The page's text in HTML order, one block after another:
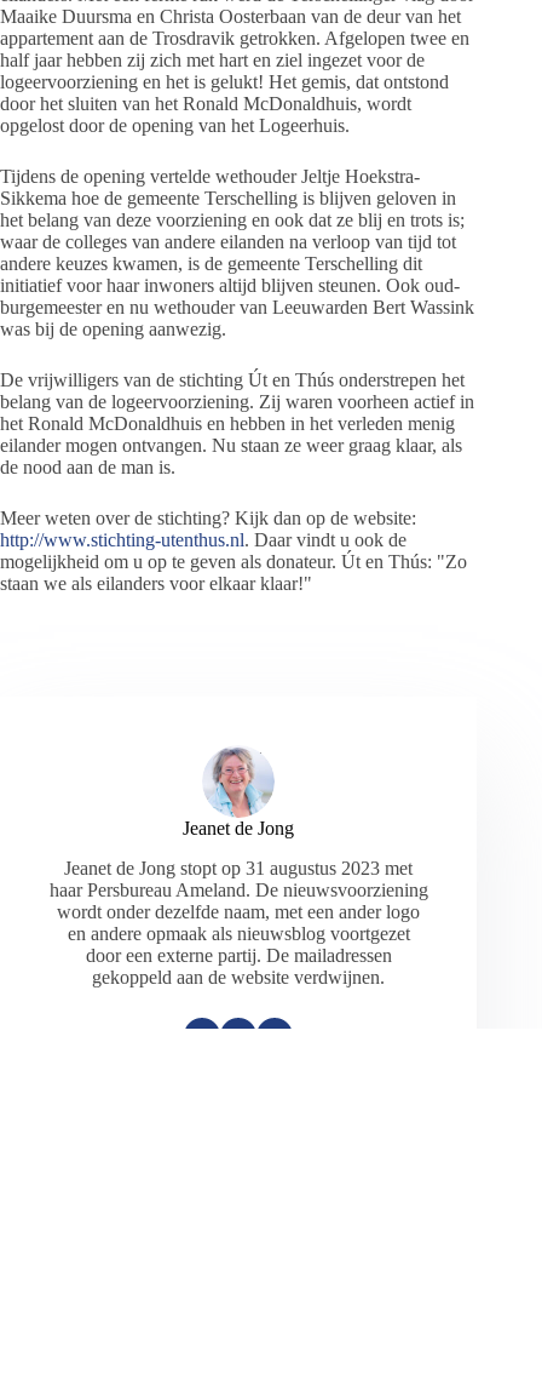
Maaike Duursma en Christa Oosterbaan van de deur van het
appartement aan de Trosdravik getrokken. Afgelopen twee en
half jaar hebben zij zich met hart en ziel ingezet voor de
logeervoorziening en het is gelukt! Het gemis, dat ontstond
door het sluiten van het Ronald McDonaldhuis, wordt
opgelost door de opening van het Logeerhuis.
Tijdens de opening vertelde wethouder Jeltje Hoekstra-
Sikkema hoe de gemeente Terschelling is blijven geloven in
het belang van deze voorziening en ook dat ze blij en trots is;
waar de colleges van andere eilanden na verloop van tijd tot
andere keuzes kwamen, is de gemeente Terschelling dit
initiatief voor haar inwoners altijd blijven steunen. Ook oud-
burgemeester en nu wethouder van Leeuwarden Bert Wassink
was bij de opening aanwezig.
De vrijwilligers van de stichting Út en Thús onderstrepen het
belang van de logeervoorziening. Zij waren voorheen actief in
het Ronald McDonaldhuis en hebben in het verleden menig
eilander mogen ontvangen. Nu staan ze weer graag klaar, als
de nood aan de man is.
Meer weten over de stichting? Kijk dan op de website:
http://www.stichting-utenthus.nl. Daar vindt u ook de
mogelijkheid om u op te geven als donateur. Út en Thús: "Zo
staan we als eilanders voor elkaar klaar!"
Jeanet de Jong
Jeanet de Jong stopt op 31 augustus 2023 met
haar Persbureau Ameland. De nieuwsvoorziening
wordt onder dezelfde naam, met een ander logo
en andere opmaak als nieuwsblog voortgezet
door een externe partij. De mailadressen
gekoppeld aan de website verdwijnen.